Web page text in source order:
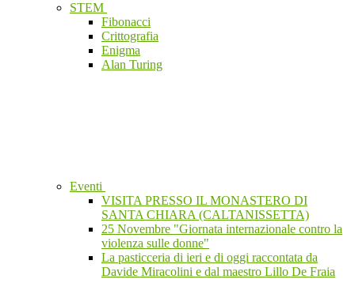
STEM
Fibonacci
Crittografia
Enigma
Alan Turing
Eventi
VISITA PRESSO IL MONASTERO DI
SANTA CHIARA (CALTANISSETTA)
25 Novembre "Giornata internazionale contro la
violenza sulle donne"
La pasticceria di ieri e di oggi raccontata da
Davide Miracolini e dal maestro Lillo De Fraia